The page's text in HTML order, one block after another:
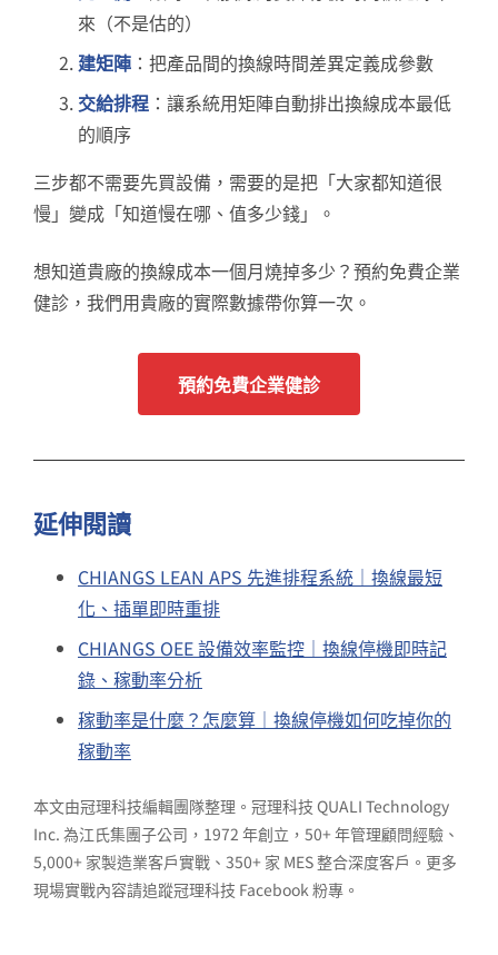
來（不是估的）
建矩陣 ：把產品間的換線時間差異定義成參數
交給排程 ：讓系統用矩陣自動排出換線成本最低
的順序
三步都不需要先買設備，需要的是把「大家都知道很
慢」變成「知道慢在哪、值多少錢」。
想知道貴廠的換線成本一個月燒掉多少？預約免費企業
健診，我們用貴廠的實際數據帶你算一次。
預約免費企業健診
延伸閱讀
CHIANGS LEAN APS 先進排程系統｜換線最短
化、插單即時重排
CHIANGS OEE 設備效率監控｜換線停機即時記
錄、稼動率分析
稼動率是什麼？怎麼算｜換線停機如何吃掉你的
稼動率
本文由冠理科技編輯團隊整理。冠理科技 QUALI Technology
Inc. 為江氏集團子公司，1972 年創立，50+ 年管理顧問經驗、
5,000+ 家製造業客戶實戰、350+ 家 MES 整合深度客戶。更多
現場實戰內容請追蹤冠理科技 Facebook 粉專。